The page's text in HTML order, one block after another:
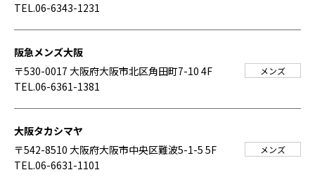
TEL.06-6343-1231
阪急メンズ大阪
〒530-0017 大阪府大阪市北区角田町7-10 4F
TEL.06-6361-1381
メンズ
大阪タカシマヤ
〒542-8510 大阪府大阪市中央区難波5-1-5 5F
TEL.06-6631-1101
メンズ